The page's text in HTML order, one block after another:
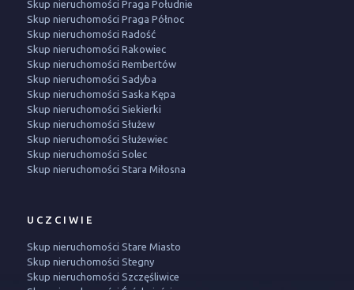
Skup nieruchomości Praga Południe
Skup nieruchomości Praga Północ
Skup nieruchomości Radość
Skup nieruchomości Rakowiec
Skup nieruchomości Rembertów
Skup nieruchomości Sadyba
Skup nieruchomości Saska Kępa
Skup nieruchomości Siekierki
Skup nieruchomości Służew
Skup nieruchomości Służewiec
Skup nieruchomości Solec
Skup nieruchomości Stara Miłosna
UCZCIWIE
Skup nieruchomości Stare Miasto
Skup nieruchomości Stegny
Skup nieruchomości Szczęśliwice